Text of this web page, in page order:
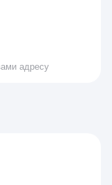
адресу